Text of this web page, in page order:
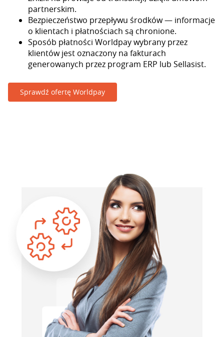
partnerskim.
Bezpieczeństwo przepływu środków — informacje
o klientach i płatnościach są chronione.
Sposób płatności Worldpay wybrany przez
klientów jest oznaczony na fakturach
generowanych przez program ERP lub Sellasist.
Sprawdź ofertę Worldpay